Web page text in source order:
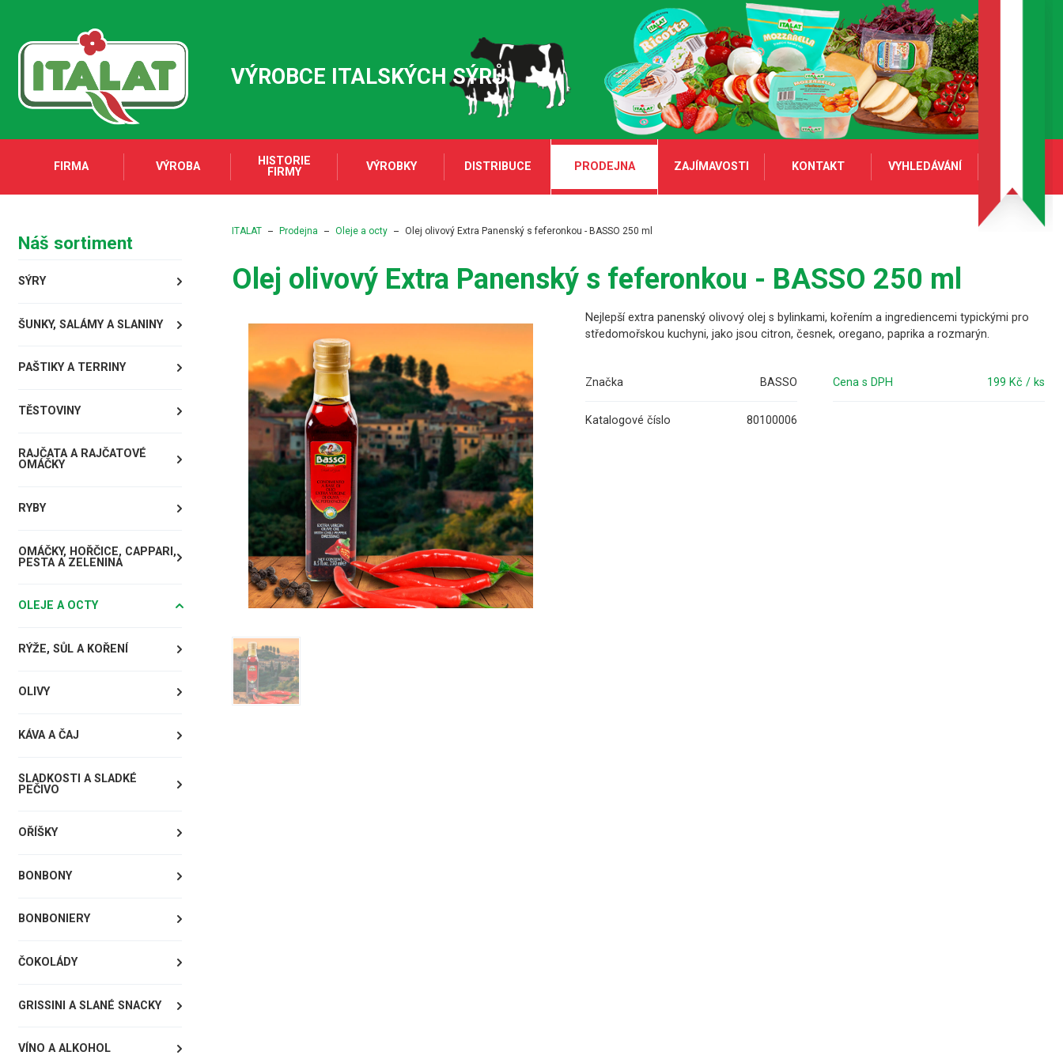
VÝROBCE ITALSKÝCH SÝRŮ
FIRMA VÝROBA
HISTORIE
FIRMY
VÝROBKY DISTRIBUCE PRODEJNA ZAJÍMAVOSTI KONTAKT VYHLEDÁVÁNÍ
Náš sortiment
SÝRY
ŠUNKY, SALÁMY A SLANINY
PAŠTIKY A TERRINY
TĚSTOVINY
RAJČATA A RAJČATOVÉ
OMÁČKY
RYBY
OMÁČKY, HOŘČICE, CAPPARI,
PESTA A ZELENINA
OLEJE A OCTY
RÝŽE, SŮL A KOŘENÍ
OLIVY
KÁVA A ČAJ
SLADKOSTI A SLADKÉ
PEČIVO
OŘÍŠKY
BONBONY
BONBONIERY
ČOKOLÁDY
GRISSINI A SLANÉ SNACKY
VÍNO A ALKOHOL
ITALAT Prodejna Oleje a octy Olej olivový Extra Panenský s feferonkou - BASSO 250 ml
Olej olivový Extra Panenský s feferonkou - BASSO 250 ml
Nejlepší extra panenský olivový olej s bylinkami, kořením a ingrediencemi typickými pro
středomořskou kuchyni, jako jsou citron, česnek, oregano, paprika a rozmarýn.
Značka BASSO
Katalogové číslo 80100006
Cena s DPH 199 Kč / ks